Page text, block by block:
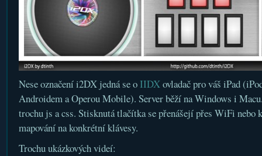
Nese označení i2DX jedná se oIIDXovladač pro váš iPad
Androidem a Operou Mobile). Server běží na Windows i
trochu js a css. Stisknutá tlačítka se přenášejí přes WiFi nebo
mapování na konkrétní klávesy.
Trochu ukázkových videí: